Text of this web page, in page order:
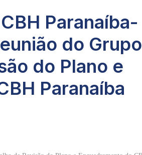
Paranaíba-
do Grupo
do Plano e
Paranaíba